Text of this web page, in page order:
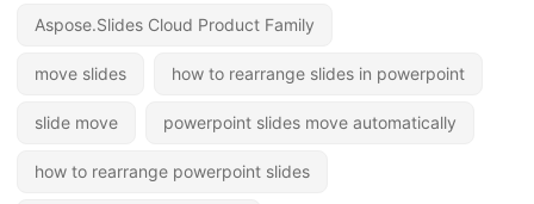
Aspose.Slides Cloud Product Family
move slides how to rearrange slides in powerpoint
slide move powerpoint slides move automatically
how to rearrange powerpoint slides